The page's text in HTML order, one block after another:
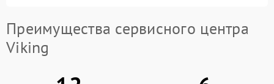
Преимущества сервисного центра
Viking